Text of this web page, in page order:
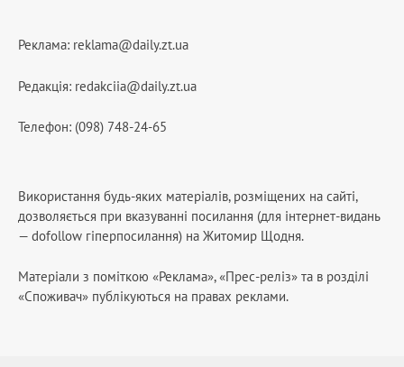
Реклама: reklama@daily.zt.ua
Редакція: redakciia@daily.zt.ua
Телефон: (098) 748-24-65
Використання будь-яких матеріалів, розміщених на сайті,
дозволяється при вказуванні посилання (для інтернет-видань
— dofollow гіперпосилання) на Житомир Щодня.
Матеріали з поміткою «Реклама», «Прес-реліз» та в розділі
«Споживач» публікуються на правах реклами.